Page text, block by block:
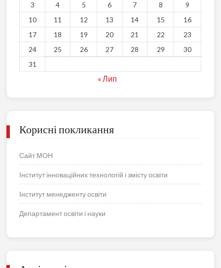
3
4 5 6 7 8
9
10
11 12 13 14 15
16
17
18 19 20 21 22
23
24
25 26 27 28 29
30
31
« Лип
Корисні покликання
Сайт МОН
Інститут інноваційних технологій і змісту освіти
Інститут менедженту освіти
Департамент освіти і науки